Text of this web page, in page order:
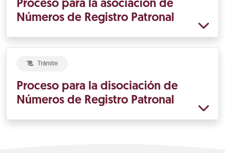
Proceso para la asociación de
Números de Registro Patronal
Trámite
Proceso para la disociación de
Números de Registro Patronal